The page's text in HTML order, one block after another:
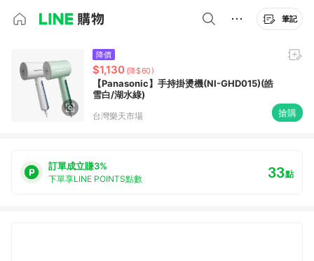
筆記
降價
$1,130 (降$60)
【Panasonic】手持掛燙機(NI-GHD015)(皓
雪白/湖水綠)
台灣樂天市場 搶購
訂單成立賺3%
下單享LINE POINTS點數 33點